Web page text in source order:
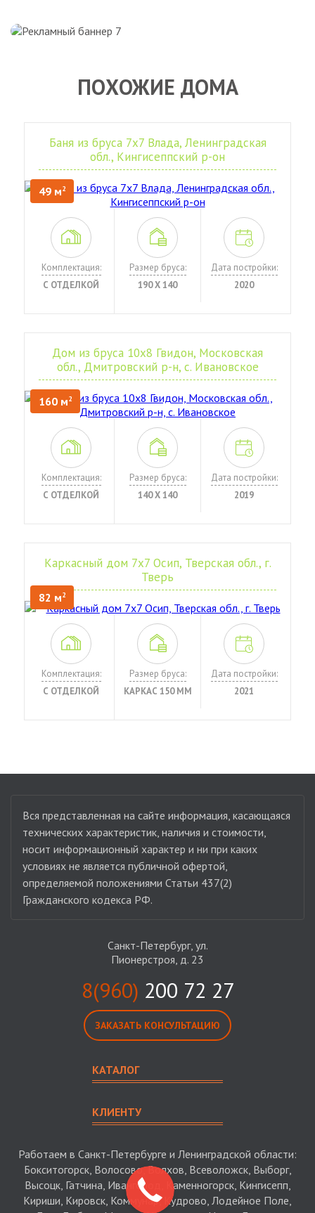
ПОХОЖИЕ ДОМА
Баня из бруса 7х7 Влада, Ленинградская
обл., Кингисеппский р-он
49 м2
Комплектация:
С ОТДЕЛКОЙ
Размер бруса:
190 Х 140
Дата постройки:
2020
Дом из бруса 10х8 Гвидон, Московская
обл., Дмитровский р-н, с. Ивановское
160 м2
Комплектация:
С ОТДЕЛКОЙ
Размер бруса:
140 Х 140
Дата постройки:
2019
Каркасный дом 7х7 Осип, Тверская обл., г.
Тверь
82 м2
Комплектация:
С ОТДЕЛКОЙ
Размер бруса:
КАРКАС 150 ММ
Дата постройки:
2021
Вся представленная на сайте информация, касающаяся
технических характеристик, наличия и стоимости,
носит информационный характер и ни при каких
условиях не является публичной офертой,
определяемой положениями Статьи 437(2)
Гражданского кодекса РФ.
Санкт-Петербург, ул.
Пионерстроя, д. 23
8(960) 200 72 27
ЗАКАЗАТЬ КОНСУЛЬТАЦИЮ
КАТАЛОГ
КЛИЕНТУ
Работаем в Санкт-Петербурге и Ленинградской области:
Бокситогорск, Волосово, Волхов, Всеволожск, Выборг,
Высоцк, Гатчина, Ивангород, Каменногорск, Кингисепп,
Кириши, Кировск, Коммунар, Кудрово, Лодейное Поле,